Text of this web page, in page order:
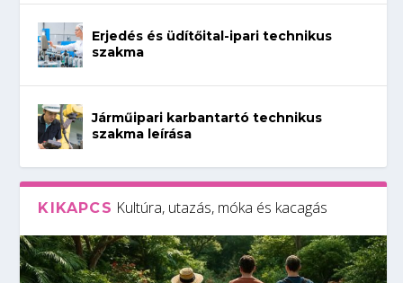
Erjedés és üdítőital-ipari technikus
szakma
Járműipari karbantartó technikus
szakma leírása
KIKAPCS Kultúra, utazás, móka és kacagás